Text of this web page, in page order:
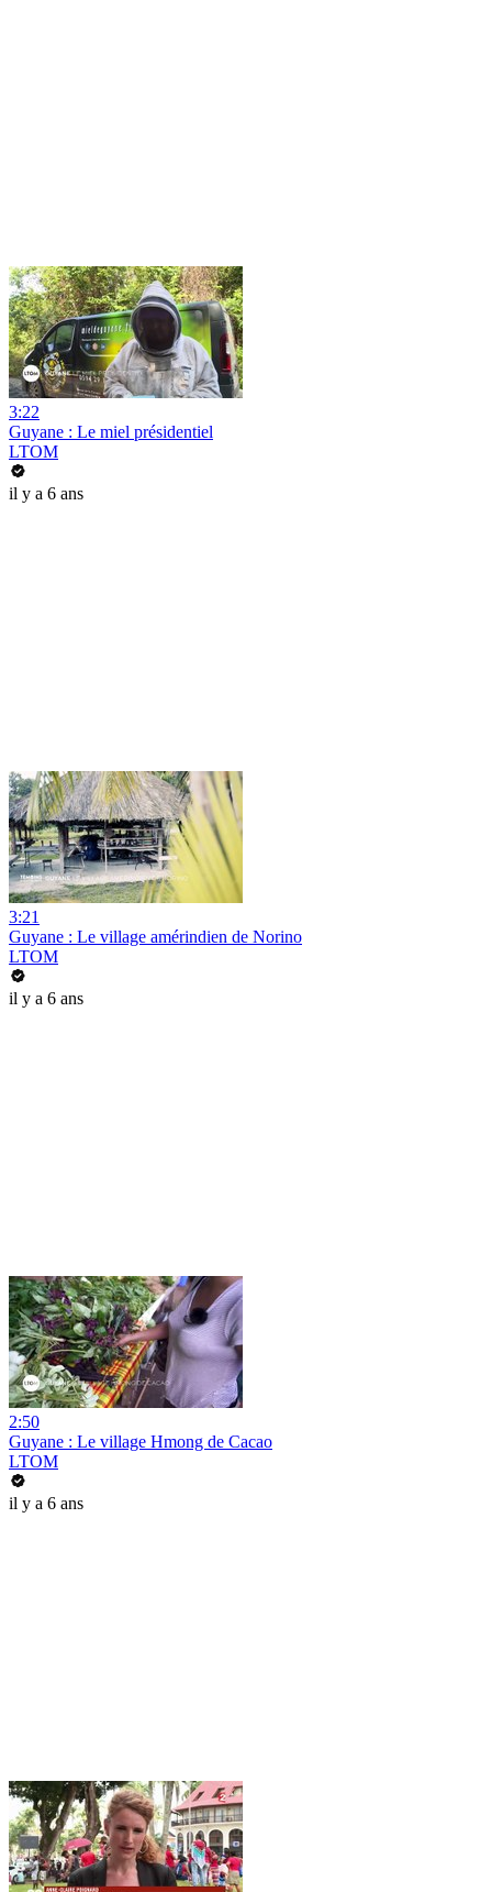
3:22
Guyane : Le miel présidentiel
LTOM
il y a 6 ans
3:21
Guyane : Le village amérindien de Norino
LTOM
il y a 6 ans
2:50
Guyane : Le village Hmong de Cacao
LTOM
il y a 6 ans